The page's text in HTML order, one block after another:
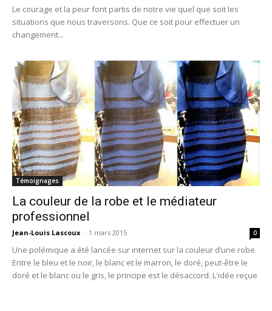
Le courage et la peur font partis de notre vie quel que soit les
situations que nous traversons. Que ce soit pour effectuer un
changement...
Témoignages
La couleur de la robe et le médiateur
professionnel
Jean-Louis Lascoux - 1 mars 2015 0
Une polémique a été lancée sur internet sur la couleur d’une robe.
Entre le bleu et le noir, le blanc et le marron, le doré, peut-être le
doré et le blanc ou le gris, le principe est le désaccord. L'idée reçue